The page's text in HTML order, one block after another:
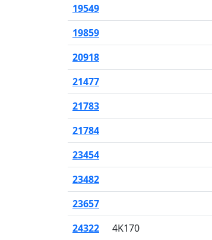
19549
19859
20918
21477
21783
21784
23454
23482
23657
24322
4K170